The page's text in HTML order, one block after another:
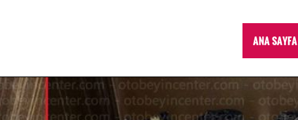
ANA SAYFA